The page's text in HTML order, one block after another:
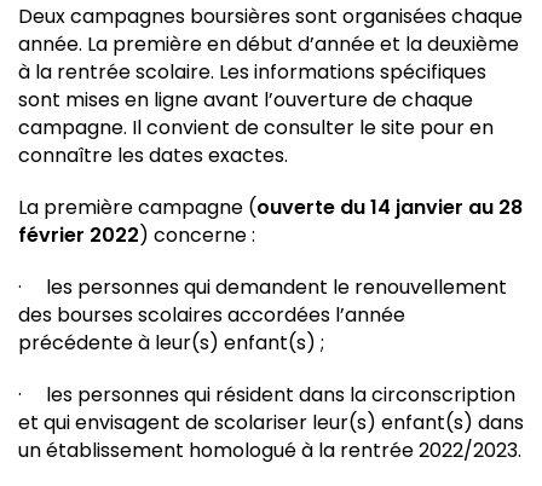
Deux campagnes boursières sont organisées chaque
année. La première en début d’année et la deuxième
à la rentrée scolaire. Les informations spécifiques
sont mises en ligne avant l’ouverture de chaque
campagne. Il convient de consulter le site pour en
connaître les dates exactes.
La première campagne (ouverte du 14 janvier au 28
février 2022) concerne :
· les personnes qui demandent le renouvellement
des bourses scolaires accordées l’année
précédente à leur(s) enfant(s) ;
· les personnes qui résident dans la circonscription
et qui envisagent de scolariser leur(s) enfant(s) dans
un établissement homologué à la rentrée 2022/2023.